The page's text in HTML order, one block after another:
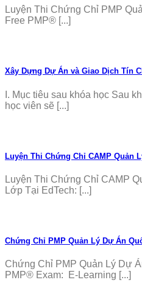
Luyện Thi Chứng Chỉ PMP
Free PMP® [...]
Xây Dựng Dự Án và Giao Dịch Tín
I. Mục tiêu sau khóa học Sau
học viên sẽ [...]
Luyện Thi Chứng Chỉ CAMP Quản
Luyện Thi Chứng Chỉ CAMP
Lớp Tại EdTech: [...]
Chứng Chỉ PMP Quản Lý Dự Án
Chứng Chỉ PMP Quản Lý Dự
PMP® Exam: E-Learning [...]